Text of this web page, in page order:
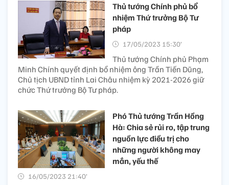
Thủ tướng Chính phủ bổ
nhiệm Thứ trưởng Bộ Tư
pháp
17/05/2023 15:30’
Thủ tướng Chính phủ Phạm
Minh Chính quyết định bổ nhiệm ông Trần Tiến Dũng,
Chủ tịch UBND tỉnh Lai Châu nhiệm kỳ 2021-2026 giữ
chức Thứ trưởng Bộ Tư pháp.
Phó Thủ tướng Trần Hồng
Hà: Chia sẻ rủi ro, tập trung
nguồn lực điều trị cho
những người không may
mắn, yếu thế
16/05/2023 21:40’